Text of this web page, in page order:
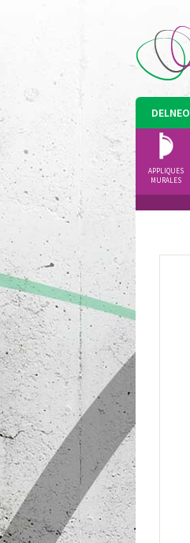
DELNEO
APPLIQUES
MURALES